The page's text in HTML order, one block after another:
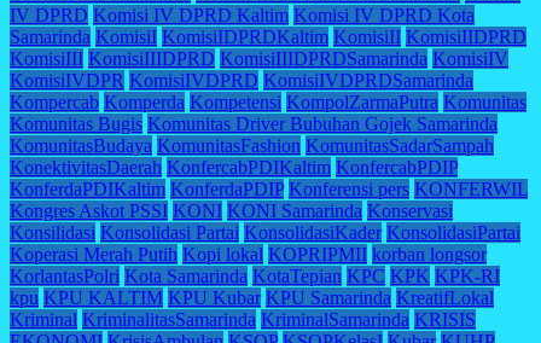
IV DPRD Komisi IV DPRD Kaltim Komisi IV DPRD Kota
Samarinda KomisiI KomisiIDPRDKaltim KomisiII KomisiIIDPRD
KomisiIII KomisiIIIDPRD KomisiIIIDPRDSamarinda KomisiIV
KomisiIVDPR KomisiIVDPRD KomisiIVDPRDSamarinda
Kompercab Komperda Kompetensi KompolZarmaPutra Komunitas
Komunitas Bugis Komunitas Driver Bubuhan Gojek Samarinda
KomunitasBudaya KomunitasFashion KomunitasSadarSampah
KonektivitasDaerah KonfercabPDIKaltim KonfercabPDIP
KonferdaPDIKaltim KonferdaPDIP Konferensi pers KONFERWIL
Kongres Askot PSSI KONI KONI Samarinda Konservasi
Konsilidasi Konsolidasi Partai KonsolidasiKader KonsolidasiPartai
Koperasi Merah Putih Kopi lokal KOPRIPMII korban longsor
KorlantasPolri Kota Samarinda KotaTepian KPC KPK KPK-RI
kpu KPU KALTIM KPU Kubar KPU Samarinda KreatifLokal
Kriminal KriminalitasSamarinda KriminalSamarinda KRISIS